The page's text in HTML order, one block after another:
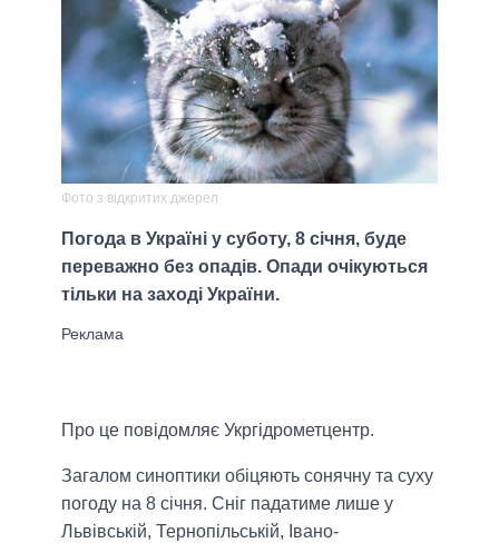
Фото з відкритих джерел
Погода в Україні у суботу, 8 січня, буде
переважно без опадів. Опади очікуються
тільки на заході України.
Про це повідомляє Укргідрометцентр.
Загалом синоптики обіцяють сонячну та суху
погоду на 8 січня. Сніг падатиме лише у
Львівській, Тернопільській, Івано-